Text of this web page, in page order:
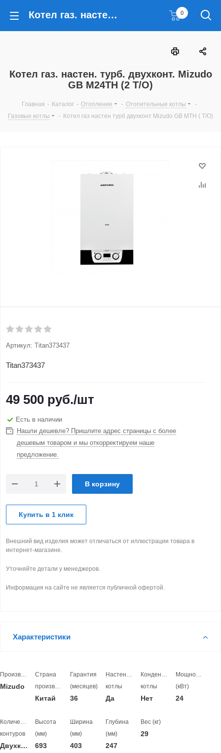
Котел газ. настен. турб. двухконт. Mizudo GB M24TH (2 T/O) 0
Котел газ. настен. турб. двухконт. Mizudo
GB M24TH (2 T/O)
Главная - Каталог - Отопление - Отопительные котлы
-
Газовые котлы
- Котел газ настен турб двухконт Mizudo GB MTH ( T/O)
Артикул: Titan373437
Titan373437
49 500 руб./шт
Есть в наличии
Нашли дешевле? Пришлите адрес страницы с более
дешевым товаром и мы откорректируем наше
предложение.
В корзину
Купить в 1 клик
Внешний вид изделия может отличаться от иллюстрации товара в
интернет-магазине.
Уточняйте детали у менеджеров.
Информация на сайте не является публичной офертой.
Характеристики
Производитель
Mizudo
Страна
производитель
Китай
Гарантия
(месяцев)
36
Настенные
котлы
Да
Конденсационные
котлы
Нет
Мощность
(кВт)
24
Количество
контуров
Двухконтурный
Высота
(мм)
693
Ширина
(мм)
403
Глубина
(мм)
247
Вес (кг)
29